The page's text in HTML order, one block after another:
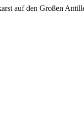
auf den Großen